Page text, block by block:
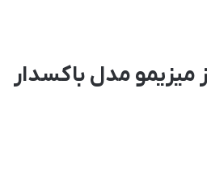
میزیمو مدل باکسدار